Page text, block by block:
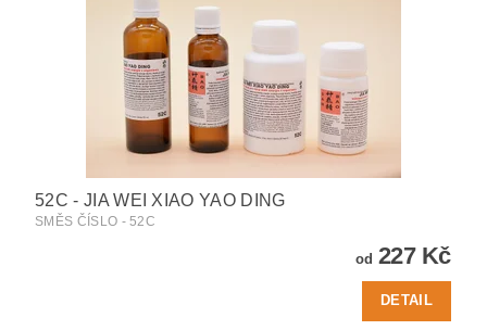
52C - JIA WEI XIAO YAO DING
SMĚS ČÍSLO - 52C
od 227 Kč
DETAIL